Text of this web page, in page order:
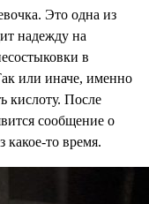
Это одна из
надежду на
в
или иначе, именно
кислоту. После
сообщение о
какое-то время.